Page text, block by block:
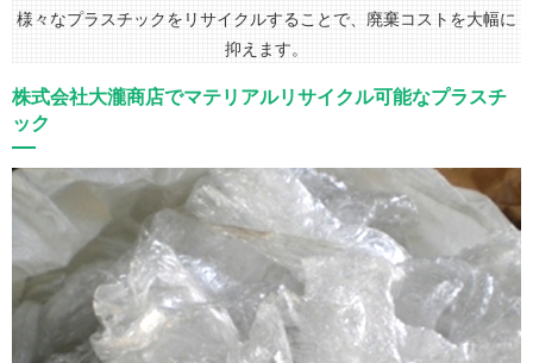
様々なプラスチックをリサイクルすることで、廃棄コストを大幅に
抑えます。
株式会社大瀧商店でマテリアルリサイクル可能なプラスチ
ック